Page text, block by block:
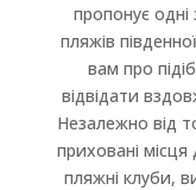
пропонує одні
пляжів
вам про
відвідати
Незалежно від
приховані
пляжні клуби,